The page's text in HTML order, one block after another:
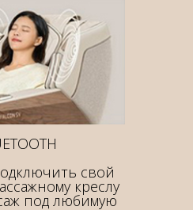
свой
креслу
под любимую